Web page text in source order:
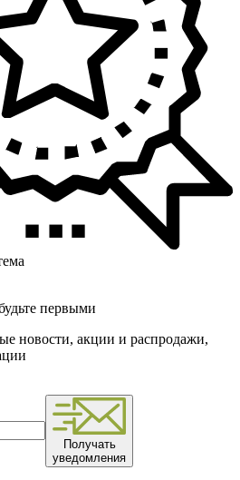
первыми
новости, акции и распродажи,
Получать
уведомления